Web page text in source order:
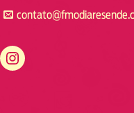
https://www.instagram.com/fmodiaresende